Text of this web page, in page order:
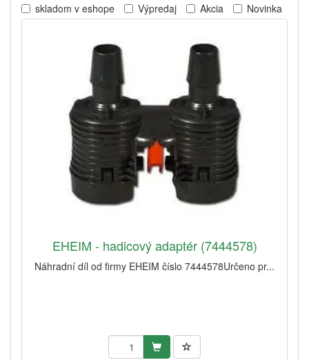
skladom v eshope Výpredaj Akcia Novinka
EHEIM - hadicový adaptér (7444578)
Náhradní díl od firmy EHEIM číslo 7444578Určeno pr...